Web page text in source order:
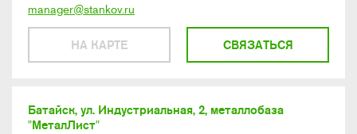
НА КАРТЕ
manager@stankov.ru
СВЯЗАТЬСЯ
Батайск, ул. Индустриальная, 2, металлобаза
"МеталЛист"